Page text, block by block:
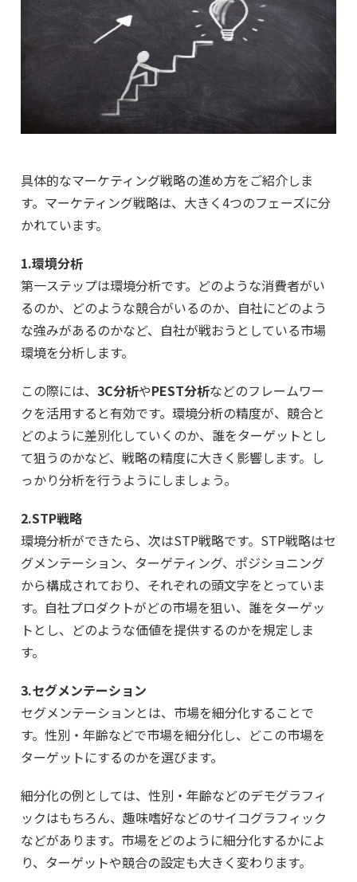
具体的なマーケティング戦略の進め方をご紹介しま
す。マーケティング戦略は、大きく4つのフェーズに分
かれています。
1.環境分析
第一ステップは環境分析です。どのような消費者がい
るのか、どのような競合がいるのか、自社にどのよう
な強みがあるのかなど、自社が戦おうとしている市場
環境を分析します。
この際には、 3C分析やPEST分析などのフレームワー
クを活用すると有効です。環境分析の精度が、競合と
どのように差別化していくのか、誰をターゲットとし
て狙うのかなど、戦略の精度に大きく影響します。し
っかり分析を行うようにしましょう。
2.STP戦略
環境分析ができたら、次はSTP戦略です。STP戦略はセ
グメンテーション、ターゲティング、ポジショニング
から構成されており、それぞれの頭文字をとっていま
す。自社プロダクトがどの市場を狙い、誰をターゲッ
トとし、どのような価値を提供するのかを規定しま
す。
3.セグメンテーション
セグメンテーションとは、市場を細分化することで
す。性別・年齢などで市場を細分化し、どこの市場を
ターゲットにするのかを選びます。
細分化の例としては、性別・年齢などのデモグラフィ
ックはもちろん、趣味嗜好などのサイコグラフィック
などがあります。市場をどのように細分化するかによ
り、ターゲットや競合の設定も大きく変わります。